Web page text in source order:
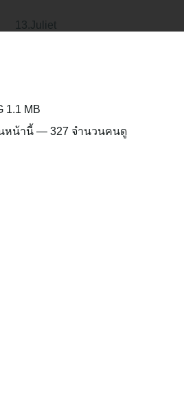
1.1 MB
หน้านี้ — 327 จำนวนคนดู